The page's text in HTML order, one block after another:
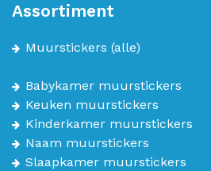
Assortiment
Muurstickers (alle)
Babykamer muurstickers
Keuken muurstickers
Kinderkamer muurstickers
Naam muurstickers
Slaapkamer muurstickers